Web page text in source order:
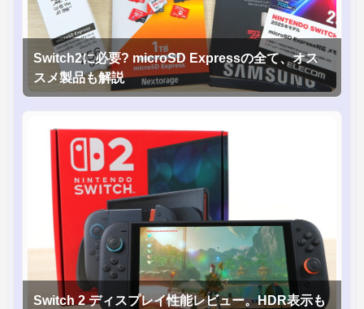
Switch2に必要? microSD Expressの全て、オス
スメ製品も解説
Switch 2 ディスプレイ性能レビュー。HDR表示も